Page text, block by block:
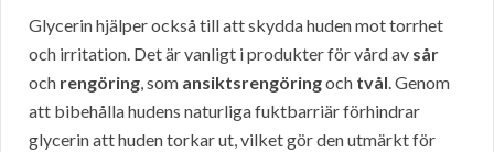
Glycerin hjälper också till att skydda huden mot torrhet
och irritation. Det är vanligt i produkter för vård av sår
och rengöring, som ansiktsrengöringoch tvål. Genom
att bibehålla hudens naturliga fuktbarriär förhindrar
glycerin att huden torkar ut, vilket gör den utmärkt för